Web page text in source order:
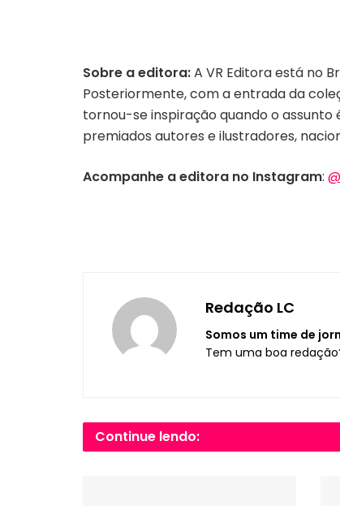
Sobre a editora:A VR Editora está no
Posteriormente, com a entrada da
tornou-se inspiração quando o
premiados autores e ilustradores,
Acompanhe a editora no Instagram:
Redação LC
Somos um time de
Tem uma boa
Continue lendo: